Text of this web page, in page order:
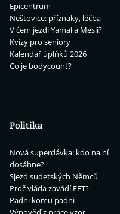
Epicentrum
Neštovice: příznaky, léčba
V čem jezdí Yamal a Mesii?
Kvízy pro seniory
Kalendář úplňků 2026
Co je bodycount?
Politika
Nová superdávka: kdo na ní
dosáhne?
Sjezd sudetských Němců
Proč vláda zavádí EET?
Padni komu padni